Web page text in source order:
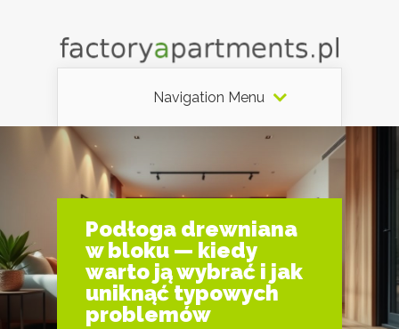
Navigation Menu
Podłoga drewniana
w bloku — kiedy
warto ją wybrać i jak
uniknąć typowych
problemów